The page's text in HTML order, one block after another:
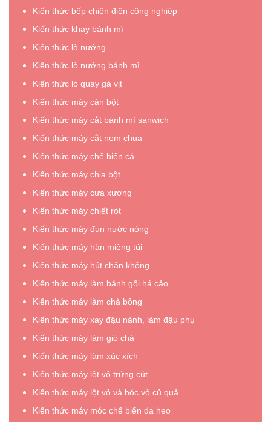
máy
chân”
Kiến thức bếp chiên điện công nghiệp
Kiến thức khay bánh mì
Kiến thức lò nướng
Kiến thức lò nướng bánh mì
Kiến thức lò quay gà vịt
Kiến thức máy cán bột
Kiến thức máy cắt bánh mì sanwich
Kiến thức máy cắt nem chua
Kiến thức máy chế biến cá
Kiến thức máy chia bột
Kiến thức máy cưa xương
Kiến thức máy chiết rót
Kiến thức máy đun nước nóng
Kiến thức máy hàn miệng túi
Kiến thức máy hút chân không
Kiến thức máy làm bánh gối há cảo
Kiến thức máy làm chà bông
Kiến thức máy xay đậu nành, làm đậu phụ
Kiến thức máy làm giò chả
Kiến thức máy làm xúc xích
Kiến thức máy lột vỏ trứng cút
Kiến thức máy lột vỏ và bóc vỏ củ quả
Kiến thức máy móc chế biến da heo